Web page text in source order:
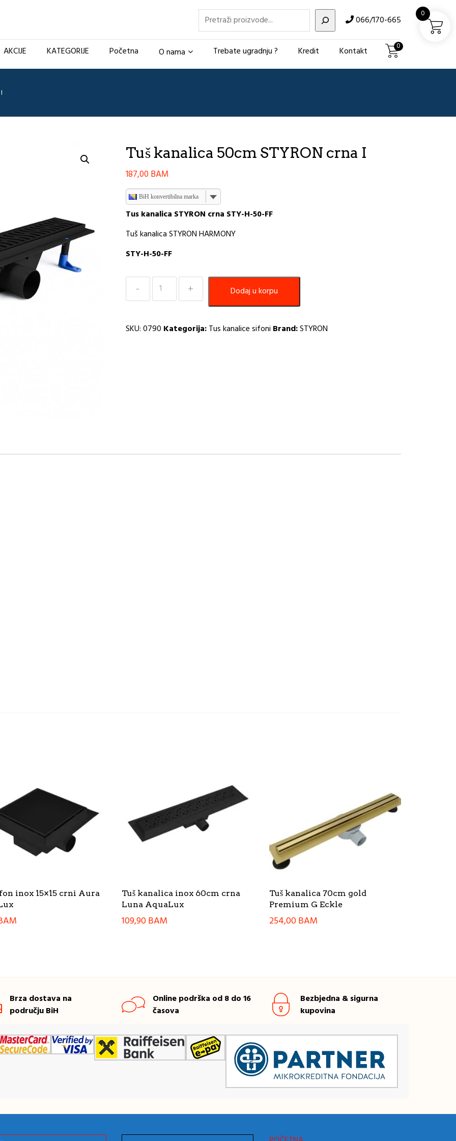
Pretraži 066/170-665
AKCIJE KATEGORIJE Početna O nama Trebate ugradnju ? Kredit Kontakt 0
Tuš kanalica 50cm STYRON crna I
187,00 BAM
BiH konvertibilna marka
Tus kanalica STYRON crna STY-H-50-FF
Tuš kanalica STYRON HARMONY
STY-H-50-FF
Tuš
kanalica
crna
Dodaj u korpu
SKU:0790 Kategorija:Tus kanalice sifoni Brand:STYRON
inox 15×15 crni Aura
Tuš kanalica inox 60cm crna
Luna AquaLux
109,90BAM
Tuš kanalica 70cm gold
Premium G Eckle
254,00BAM
Brza dostava na
području BiH
Online podrška od 8 do 16
časova
Bezbjedna & sigurna
kupovina
0